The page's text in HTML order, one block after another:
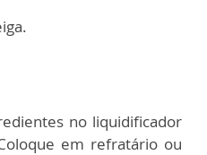
no liquidificador
em refratário ou